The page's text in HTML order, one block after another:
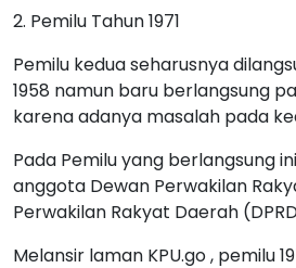
2. Pemilu Tahun 1971
Pemilu kedua seharusnya
1958 namun baru berlangsung
karena adanya masalah pada
Pada Pemilu yang berlangsung
anggota Dewan Perwakilan
Perwakilan Rakyat Daerah
Melansir laman KPU.go , pemilu